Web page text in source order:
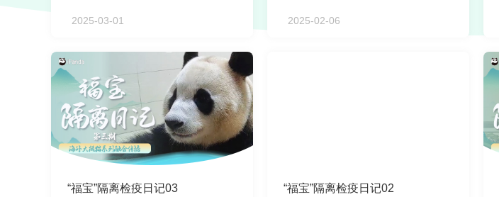
2025-03-01 2025-02-06
“福宝”隔离检疫日记03 “福宝”隔离检疫日记02